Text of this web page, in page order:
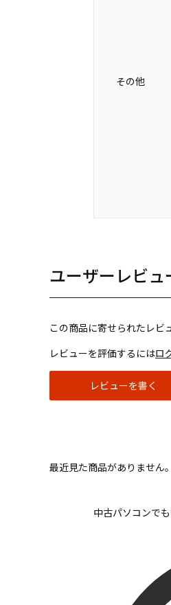
その他
ユーザーレビュ
この商品に寄せられたレビ
レビューを評価するにはロ
レビューを書く
最近見た商品がありません。
中古パソコンで